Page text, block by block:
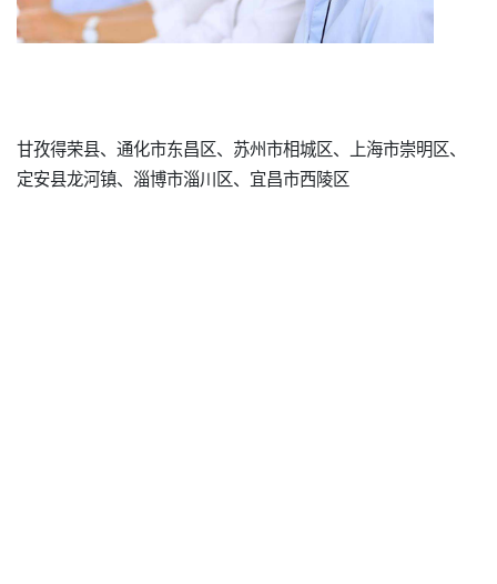
甘孜得荣县、通化市东昌区、苏州市相城区、上海市崇明区、
定安县龙河镇、淄博市淄川区、宜昌市西陵区